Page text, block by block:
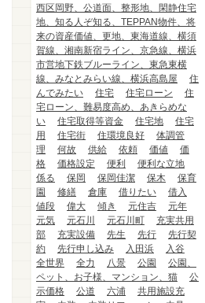
西区岡野、公道面、整形地、閑静住宅
地、知る人ぞ知る、TEPPAN物件、将
来の資産価値、更地、東海道線、横須
賀線、湘南新宿ライン、京急線、横浜
市営地下鉄ブルーライン、東急東横
線、みなとみらい線、横浜高島屋
住
んでみたい
住宅 住宅ローン
住
宅ローン、難易度高め、あきらめな
い
住宅取得等資金 住宅地
住宅
用
住宅街 住環境良好
体調管
理
何故 供給 依頼 価値
価
格
価格設定 便利
便利な立地
係る
保岡 保岡佳潔 保木
保育
園
修繕 倉庫 借りたい
借入
値段
偉大 傾き 元住吉
元年
元気
元石川 元石川町
充実共用
部
充実設備 先生 先行
先行契
約
先行申し込み 入田浜
入谷
全世界
全力 八景 公園
公園、
ペット、お子様、マンション、猫
公
示価格
公道 六浦
共用施設充